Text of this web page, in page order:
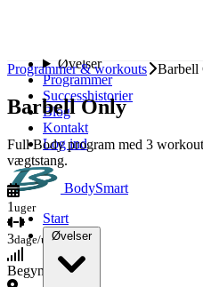
Øvelser
Programmer
Successhistorier
Blog
Kontakt
Log ind
BodySmart
Start
Øvelser
Programmer & workouts Barbell
Barbell Only
Full Body program med 3
vægtstang.
1 uger
3dage/uge
Begynder